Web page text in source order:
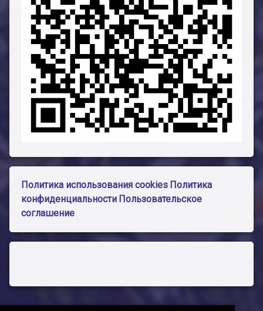
Политика использования cookies Политика
конфиденциальности Пользовательское
соглашение